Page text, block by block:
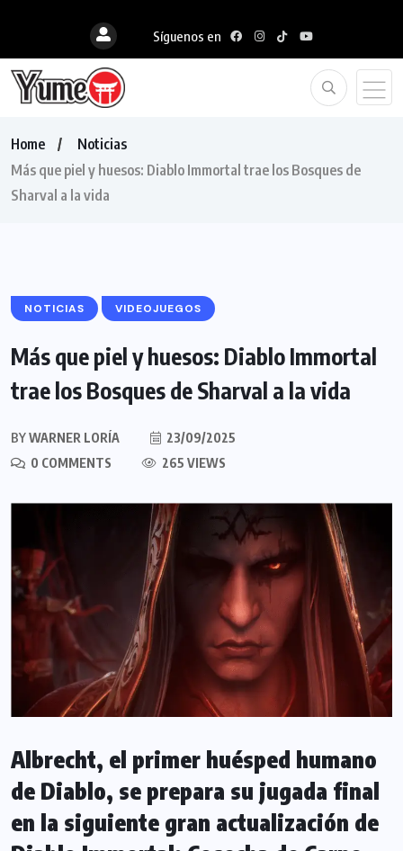
Síguenos en
Home
Noticias
Más que piel y huesos: Diablo Immortal trae los Bosques de
Sharval a la vida
NOTICIAS VIDEOJUEGOS
Más que piel y huesos: Diablo Immortal
trae los Bosques de Sharval a la vida
BYWARNER LORÍA
23/09/2025
0 COMMENTS
265 VIEWS
Albrecht, el primer huésped humano
de Diablo, se prepara su jugada final
en la siguiente gran actualización de